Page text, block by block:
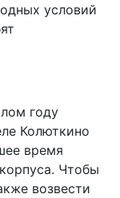
условий
году
Колюткино
время
Чтобы
возвести